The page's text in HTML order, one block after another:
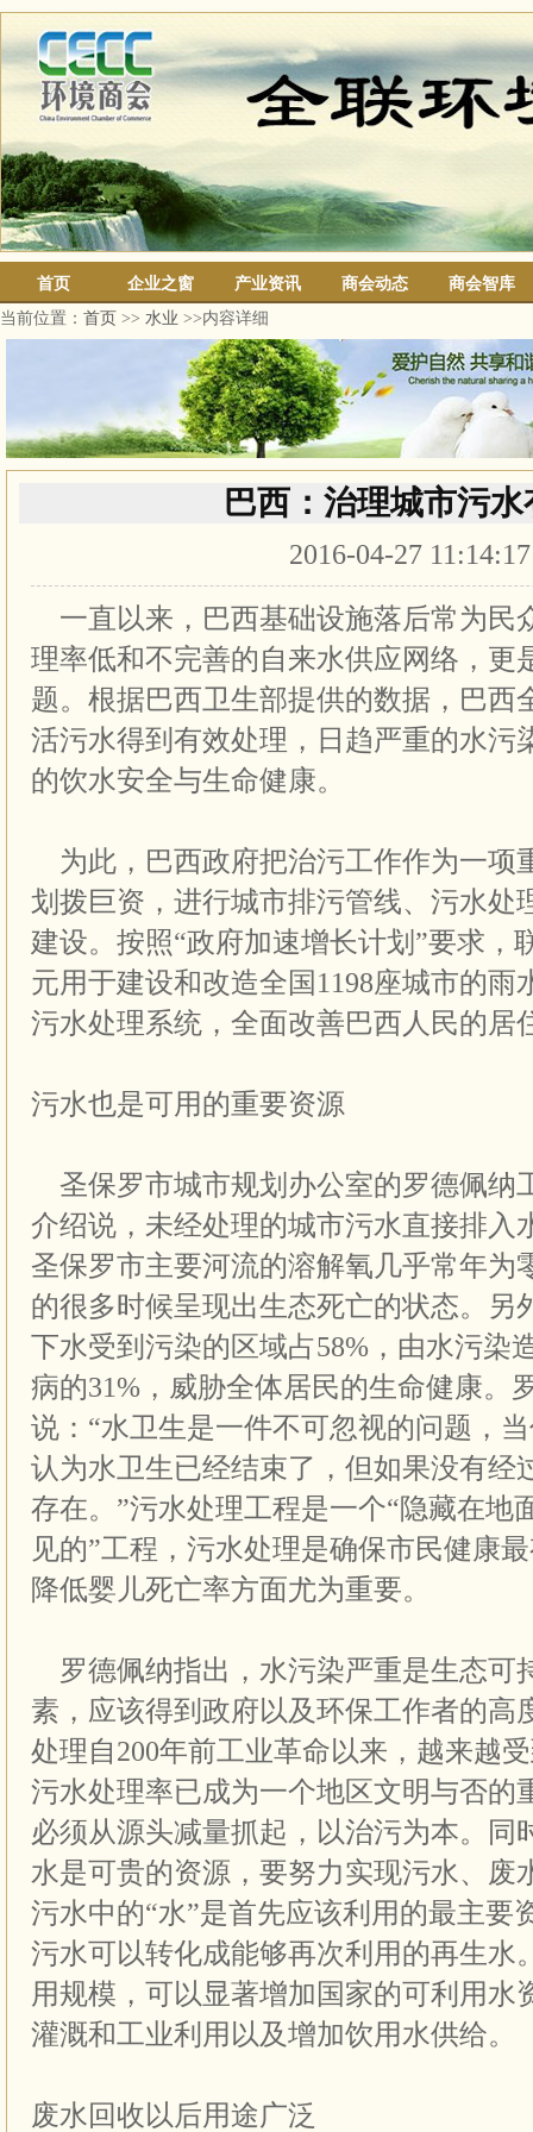
首页 企业之窗 产业资讯 商会动态
商会智库
当前位置： 首页 >> 水业 >>内容详细
巴西：治理城市污
2016-04-27
一直以来，巴西基础设施落后常为民
理率低和不完善的自来水供应网络，更
题。根据巴西卫生部提供的数据，巴西
活污水得到有效处理，日趋严重的水污
的饮水安全与生命健康。
为此，巴西政府把治污工作作为一项
划拨巨资，进行城市排污管线、污水处
建设。按照“政府加速增长计划”要求，
元用于建设和改造全国1198座城市的雨
污水处理系统，全面改善巴西人民的居
污水也是可用的重要资源
圣保罗市城市规划办公室的罗德佩纳
介绍说，未经处理的城市污水直接排入
圣保罗市主要河流的溶解氧几乎常年为
的很多时候呈现出生态死亡的状态。另
下水受到污染的区域占58%，由水污染
病的31%，威胁全体居民的生命健康。
说：“水卫生是一件不可忽视的问题，
认为水卫生已经结束了，但如果没有经
存在。”污水处理工程是一个“隐藏在地
见的”工程，污水处理是确保市民健康
降低婴儿死亡率方面尤为重要。
罗德佩纳指出，水污染严重是生态可
素，应该得到政府以及环保工作者的高
处理自200年前工业革命以来，越来越
污水处理率已成为一个地区文明与否的
必须从源头减量抓起，以治污为本。同
水是可贵的资源，要努力实现污水、废
污水中的“水”是首先应该利用的最主要
污水可以转化成能够再次利用的再生水
用规模，可以显著增加国家的可利用水
灌溉和工业利用以及增加饮用水供给。
废水回收以后用途广泛